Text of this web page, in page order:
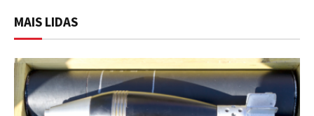
MAIS LIDAS